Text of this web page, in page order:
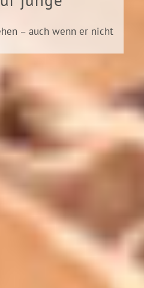
– auch wenn er nicht